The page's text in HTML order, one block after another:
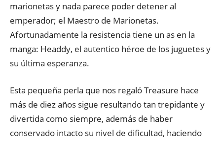
marionetas y nada parece poder detener al
emperador; el Maestro de Marionetas.
Afortunadamente la resistencia tiene un as en la
manga: Headdy, el autentico héroe de los juguetes y
su última esperanza.
Esta pequeña perla que nos regaló Treasure hace
más de diez años sigue resultando tan trepidante y
divertida como siempre, además de haber
conservado intacto su nivel de dificultad, haciendo